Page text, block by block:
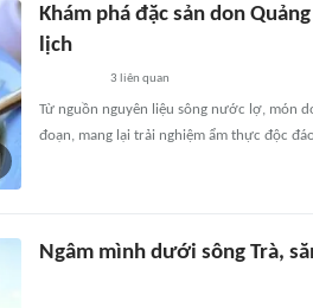
Khám phá đặc sản don
lịch
3 liên quan
Từ nguồn nguyên liệu sông nước lợ, món
đoạn, mang lại trải nghiệm ẩm thực độc
Ngâm mình dưới sông Trà,